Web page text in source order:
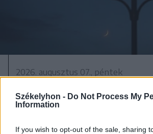
Székelyhon - Do Not Process My
Information
If you wish to opt-out of the sale, sharing
2026. augusztus 07., péntek
A közvilágításon spórol
sepsiszentgyörgyi